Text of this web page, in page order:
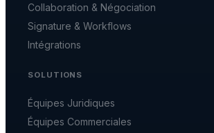
Collaboration & Négociation
Signature & Workflows
Intégrations
SOLUTIONS
Équipes Juridiques
Équipes Commerciales